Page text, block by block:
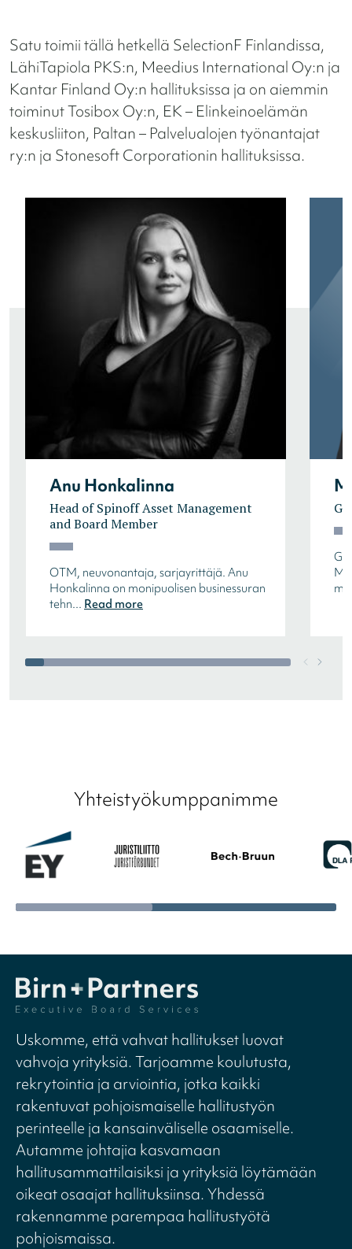
Satu toimii tällä hetkellä SelectionF Finlandissa,
LähiTapiola PKS:n, Meedius International Oy:n ja
Kantar Finland Oy:n hallituksissa ja on aiemmin
toiminut Tosibox Oy:n, EK – Elinkeinoelämän
keskusliiton, Paltan – Palvelualojen työnantajat
ry:n ja Stonesoft Corporationin hallituksissa.
Anu Honkalinna
Head of Spinoff Asset Management
and Board Member
OTM, neuvonantaja, sarjayrittäjä. Anu
Honkalinna on monipuolisen businessuran
tehn... Read more
Yhteistyökumppanimme
Uskomme, että vahvat hallitukset luovat
vahvoja yrityksiä. Tarjoamme koulutusta,
rekrytointia ja arviointia, jotka kaikki
rakentuvat pohjoismaiselle hallitustyön
perinteelle ja kansainväliselle osaamiselle.
Autamme johtajia kasvamaan
hallitusammattilaisiksi ja yrityksiä löytämään
oikeat osaajat hallituksiinsa. Yhdessä
rakennamme parempaa hallitustyötä
pohjoismaissa.